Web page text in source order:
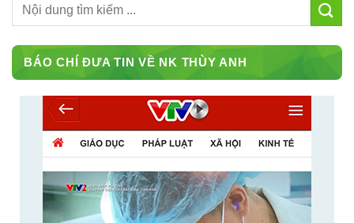
BÁO CHÍ ĐƯA TIN VỀ NK THÙY ANH